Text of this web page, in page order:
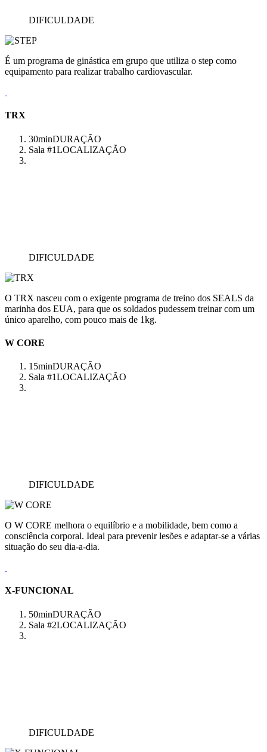
DIFICULDADE
É um programa de ginástica em grupo que utiliza o step como
equipamento para realizar trabalho cardiovascular.
TRX
30minDURAÇÃO
Sala #1LOCALIZAÇÃO
DIFICULDADE
O TRX nasceu com o exigente programa de treino dos SEALS da
marinha dos EUA, para que os soldados pudessem treinar com um
único aparelho, com pouco mais de 1kg.
W CORE
15minDURAÇÃO
Sala #1LOCALIZAÇÃO
DIFICULDADE
O W CORE melhora o equilíbrio e a mobilidade, bem como a
consciência corporal. Ideal para prevenir lesões e adaptar-se a várias
situação do seu dia-a-dia.
X-FUNCIONAL
50minDURAÇÃO
Sala #2LOCALIZAÇÃO
DIFICULDADE